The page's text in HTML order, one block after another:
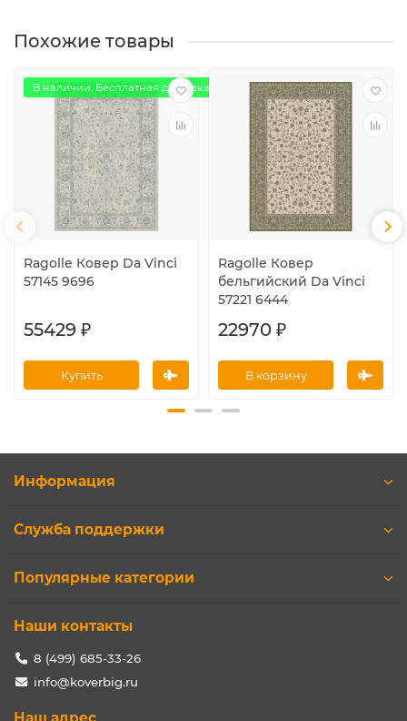
Похожие товары
В наличии. Бесплатная доставка
Ragolle Ковер Da Vinci
57145 9696
55429 ₽
Купить
Ragolle Ковер
бельгийский Da Vinci
57221 6444
22970 ₽
В корзину
Информация
Служба поддержки
Популярные категории
Наши контакты
8 (499) 685-33-26
info@koverbig.ru